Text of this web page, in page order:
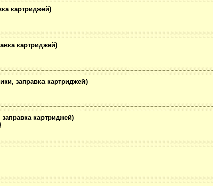
картриджей)
картриджей)
заправка картриджей)
картриджей)